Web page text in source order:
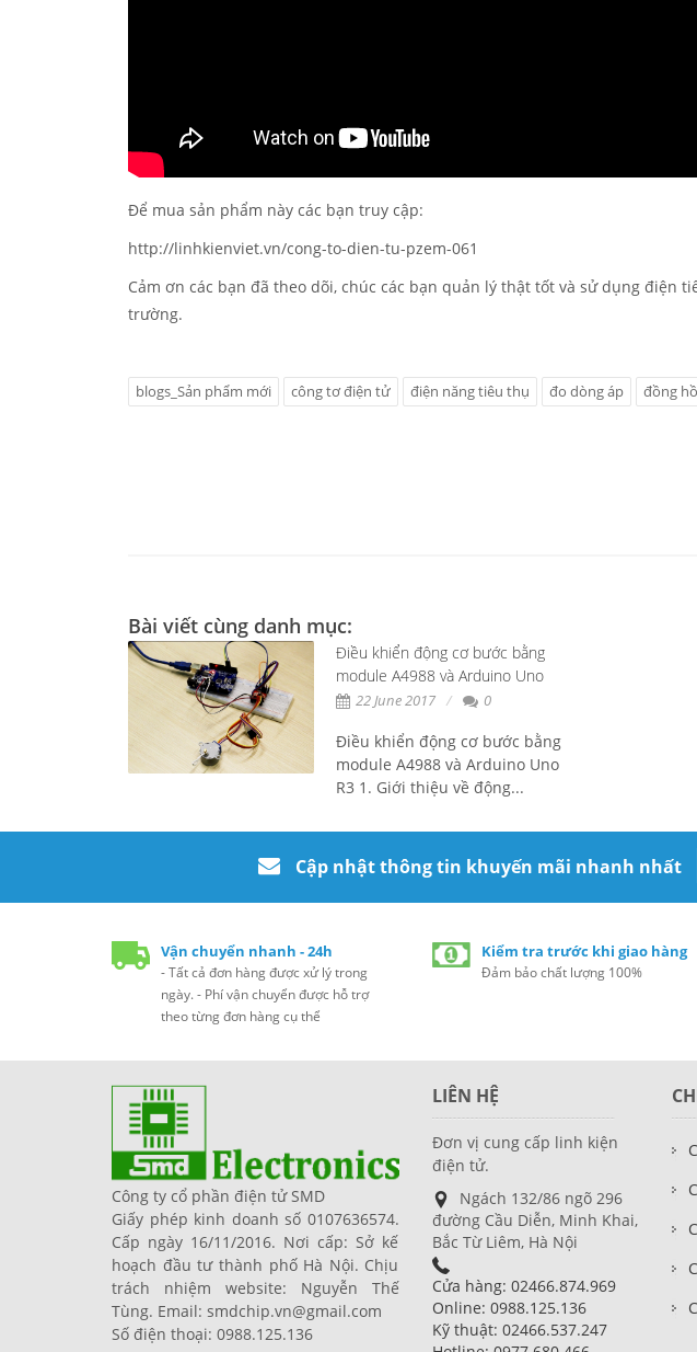
Để mua sản phẩm này các bạn truy cập:
http://linhkienviet.vn/cong-to-dien-tu-pzem-061
Cảm ơn các bạn đã theo dõi, chúc các bạn quản lý thật tốt và sử dụng điện
trường.
blogs_Sản phẩm mới công tơ điện tử điện năng tiêu thụ đo dòng áp đồng
Bài viết cùng danh mục:
Điều khiển động cơ bước bằng
module A4988 và Arduino Uno
R3 22 June 2017 0
Điều khiển động cơ bước bằng
module A4988 và Arduino Uno
R3 1. Giới thiệu về động...
Cập nhật thông tin khuyến mãi nhanh nhất
Vận chuyển nhanh - 24h
- Tất cả đơn hàng được xử lý trong
ngày. - Phí vận chuyển được hỗ trợ
theo từng đơn hàng cụ thể
Kiểm tra trước khi giao hàng
Đảm bảo chất lượng 100%
Công ty cổ phần điện tử SMD
Giấy phép kinh doanh số 0107636574.
Cấp ngày 16/11/2016. Nơi cấp: Sở kế
hoạch đầu tư thành phố Hà Nội. Chịu
trách nhiệm website: Nguyễn Thế
Tùng. Email: smdchip.vn@gmail.com
Số điện thoại: 0988.125.136
LIÊN HỆ
Đơn vị cung cấp linh kiện
điện tử.
Ngách 132/86 ngõ 296
đường Cầu Diễn, Minh Khai,
Bắc Từ Liêm, Hà Nội
Cửa hàng: 02466.874.969
Online: 0988.125.136
Kỹ thuật: 02466.537.247